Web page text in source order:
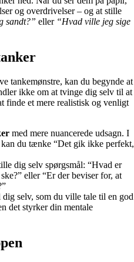
og overdrivelser – og at stille
sandt?” eller “Hvad ville jeg sige
tankemønstre, kan du begynde at
ikke om at tvinge dig selv til at
finde et mere realistisk og venligt
med mere nuancerede udsagn. I
kan du tænke “Det gik ikke perfekt,
dig selv spørgsmål: “Hvad er
eller “Er der beviser for, at
dig selv, som du ville tale til en god
det styrker din mentale